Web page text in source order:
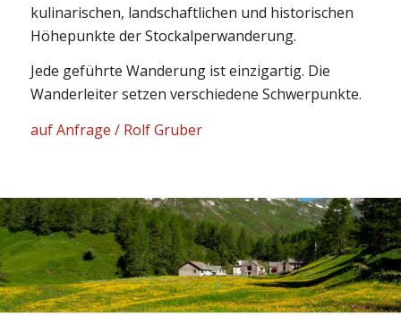
kulinarischen, landschaftlichen und historischen
Höhepunkte der Stockalperwanderung.
Jede geführte Wanderung ist einzigartig. Die
Wanderleiter setzen verschiedene Schwerpunkte.
auf Anfrage / Rolf Gruber